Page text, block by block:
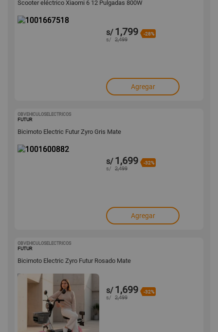
Scooter eléctrico Xiaomi 6 12 Pulgadas 800W
s/ 1,799 -28%
s/ 2,499
Agregar
OBVEHICULOSELECTRICOS
FUTUR
Bicimoto Electric Futur Zyro Gris Mate
s/ 1,699 -32%
s/ 2,499
Agregar
OBVEHICULOSELECTRICOS
FUTUR
Bicimoto Electric Zyro Futur Rosado Mate
s/ 1,699 -32%
s/ 2,499